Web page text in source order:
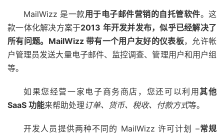
MailWizz 是一款用于电子邮件营销的自托管软件。这
款一体化解决方案于2013 年开发并发布，似乎已经解决了
所有问题。MailWizz 带有一个用户友好的仪表板，允许帐
户管理员发送大量电子邮件、监控调查、管理用户和用户组
等。
如果您经营一家电子商务商店，您还可以利用其他
SaaS 功能来帮助处理订单、货币、税收、付款方式等。
开发人员提供两种不同的 MailWizz 许可计划 –常规